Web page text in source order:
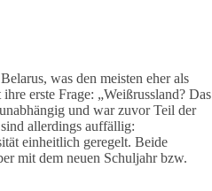
was den meisten eher als
erste Frage: „Weißrussland? Das
und war zuvor Teil der
allerdings auffällig:
einheitlich geregelt. Beide
mit dem neuen Schuljahr bzw.